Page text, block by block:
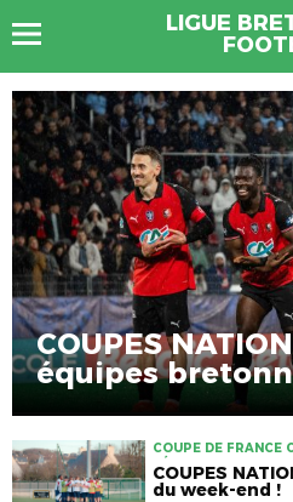
LIGUE
COUPES
équipes
COUPE DE FRANCE
FÉMININE COUPE
GAMBARDELLA
COUPES
du week-end !